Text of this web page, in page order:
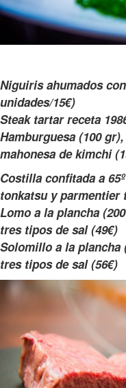
Niguiris ahumados
unidades/15€)
Steak tartar receta
Hamburguesa (100
mahonesa de kimchi
Costilla confitada a
tonkatsu y parmentier
Lomo a la plancha
tres tipos de sal (49€)
Solomillo a la plancha
tres tipos de sal (56€)